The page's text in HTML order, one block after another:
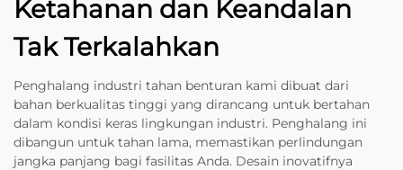
Ketahanan dan Keandalan
Tak Terkalahkan
Penghalang industri tahan benturan kami dibuat dari
bahan berkualitas tinggi yang dirancang untuk bertahan
dalam kondisi keras lingkungan industri. Penghalang ini
dibangun untuk tahan lama, memastikan perlindungan
jangka panjang bagi fasilitas Anda. Desain inovatifnya